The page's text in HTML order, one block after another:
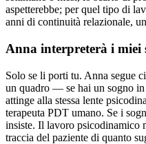
aspetterebbe; per quel tipo di
anni di continuità relazionale,
Anna interpreterà i miei
Solo se li porti tu. Anna segue
un quadro — se hai un sogno
attinge alla stessa lente
terapeuta PDT umano. Se i
insiste. Il lavoro psicodinamico
traccia del paziente di quanto